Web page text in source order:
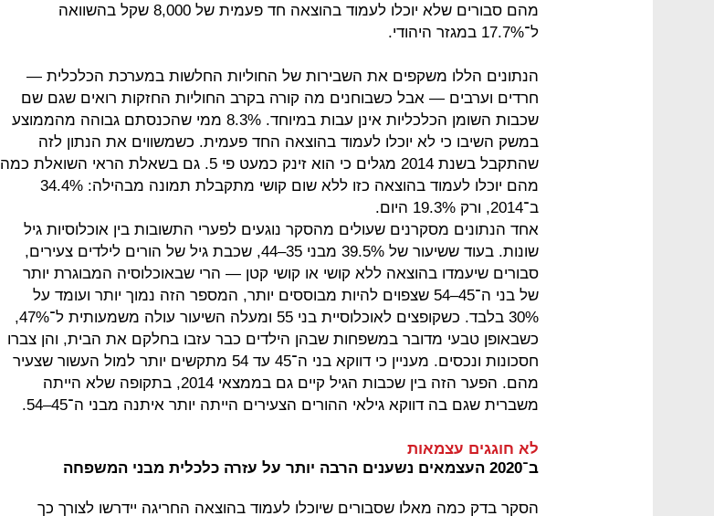
מהם סבורים שלא יוכלו לעמוד בהוצאה חד פעמית של 8,000 שקל בהשוואה
ל־17.7% במגזר היהודי.
הנתונים הללו משקפים את השבירות של החוליות החלשות במערכת הכלכלית —
חרדים וערבים — אבל כשבוחנים מה קורה בקרב החוליות החזקות רואים שגם שם
שכבות השומן הכלכליות אינן עבות במיוחד. 8.3% ממי שהכנסתם גבוהה מהממוצע
במשק השיבו כי לא יוכלו לעמוד בהוצאה החד פעמית. כשמשווים את הנתון לזה
שהתקבל בשנת 2014 מגלים כי הוא זינק כמעט פי 5. גם בשאלת הראי השואלת כמה
מהם יוכלו לעמוד בהוצאה כזו ללא שום קושי מתקבלת תמונה מבהילה: 34.4%
ב־2014, ורק 19.3% היום.
אחד הנתונים מסקרנים שעולים מהסקר נוגעים לפערי התשובות בין אוכלוסיות גיל
שונות. בעוד ששיעור של 39.5% מבני 35–44, שכבת גיל של הורים לילדים צעירים,
סבורים שיעמדו בהוצאה ללא קושי או קושי קטן — הרי שבאוכלוסיה המבוגרת יותר
של בני ה־45–54 שצפוים להיות מבוססים יותר, המספר הזה נמוך יותר ועומד על
30% בלבד. כשקופצים לאוכלוסיית בני 55 ומעלה השיעור עולה משמעותית ל־47%,
כשבאופן טבעי מדובר במשפחות שבהן הילדים כבר עזבו בחלקם את הבית, והן צברו
חסכונות ונכסים. מעניין כי דווקא בני ה־45 עד 54 מתקשים יותר למול העשור שצעיר
מהם. הפער הזה בין שכבות הגיל קיים גם בממצאי 2014, בתקופה שלא הייתה
משברית שגם בה דווקא גילאי ההורים הצעירים הייתה יותר איתנה מבני ה־45–54.
לא חוגגים עצמאות
ב־2020 העצמאים נשענים הרבה יותר על עזרה כלכלית מבני המשפחה
הסקר בדק כמה מאלו שסבורים שיוכלו לעמוד בהוצאה החריגה יידרשו לצורך כך